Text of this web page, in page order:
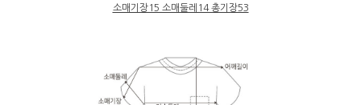
소매기장15 소매둘레14 총기장53